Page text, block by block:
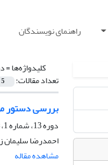
راهنمای نویسندگان
کلیدواژه‌ها =
تعداد مقالات: 5
بررسی دستور
دوره 13، شماره 1، تابستان 1395، صفحه
احمدرضا سلیمان
مشاهده مقاله